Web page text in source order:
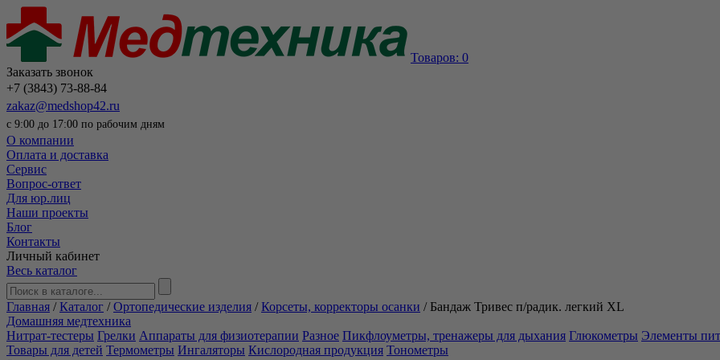
Товаров: 0
Заказать звонок
+7 (3843) 73-88-84
zakaz@medshop42.ru
с 9:00 до 17:00 по рабочим дням
О компании
Оплата и доставка
Сервис
Вопрос-ответ
Для юр.лиц
Наши проекты
Блог
Контакты
Личный кабинет
Весь каталог
Главная /Каталог /Ортопедические изделия /Корсеты, корректоры осанки / Бандаж Тривес п/радик. легкий XL
Домашняя медтехника
Нитрат-тестеры Грелки Аппараты для физиотерапии Разное Пикфлоуметры, тренажеры для дыхания Глюкометры Элементы
Товары для детей Термометры Ингаляторы Кислородная продукция Тонометры